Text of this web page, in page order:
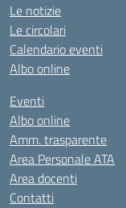
Le notizie
Le circolari
Calendario eventi
Albo online
Eventi
Albo online
Amm. trasparente
Area Personale ATA
Area docenti
Contatti